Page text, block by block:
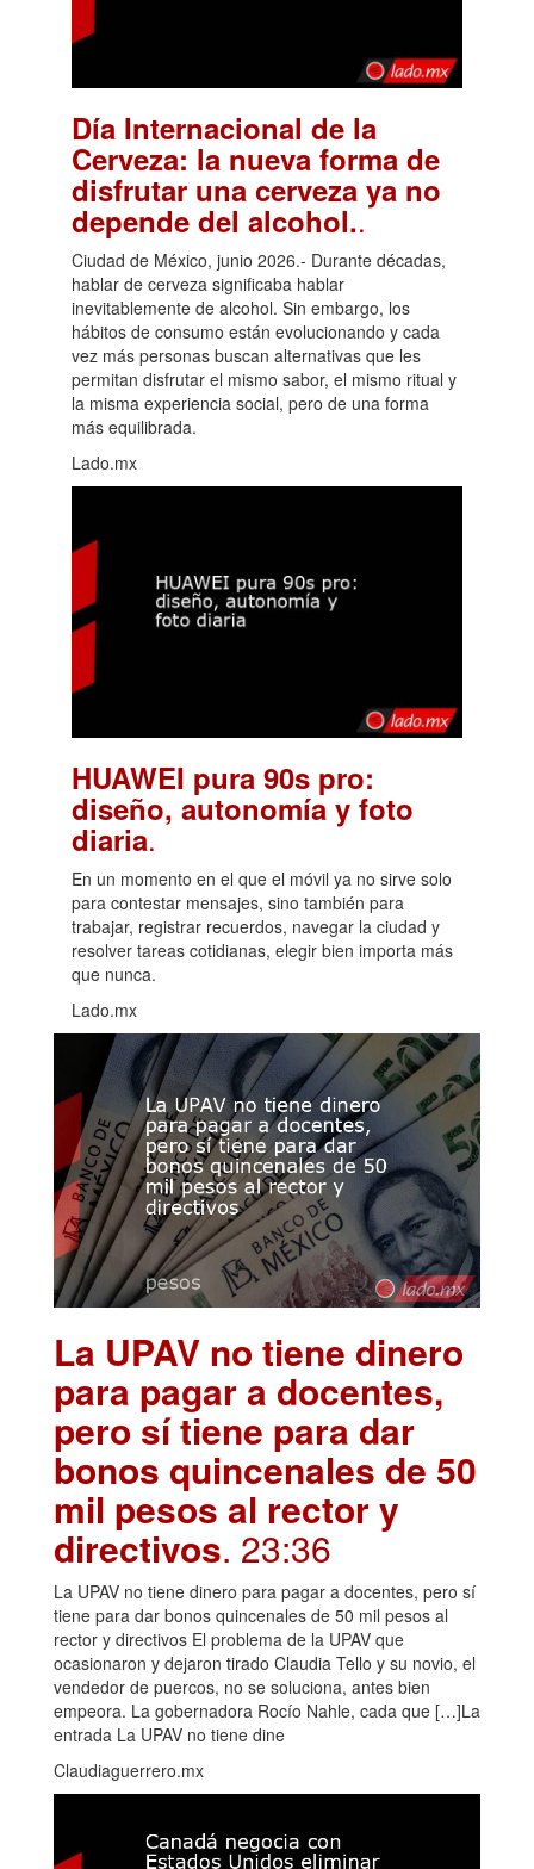
Día Internacional de la
Cerveza: la nueva forma de
disfrutar una cerveza ya no
depende del alcohol..
Ciudad de México, junio 2026.- Durante décadas,
hablar de cerveza significaba hablar
inevitablemente de alcohol. Sin embargo, los
hábitos de consumo están evolucionando y cada
vez más personas buscan alternativas que les
permitan disfrutar el mismo sabor, el mismo ritual y
la misma experiencia social, pero de una forma
más equilibrada.
Lado.mx
HUAWEI pura 90s pro:
diseño, autonomía y foto
diaria.
En un momento en el que el móvil ya no sirve solo
para contestar mensajes, sino también para
trabajar, registrar recuerdos, navegar la ciudad y
resolver tareas cotidianas, elegir bien importa más
que nunca.
Lado.mx
La UPAV no tiene dinero
para pagar a docentes,
pero sí tiene para dar
bonos quincenales de 50
mil pesos al rector y
directivos. 23:36
La UPAV no tiene dinero para pagar a docentes, pero sí
tiene para dar bonos quincenales de 50 mil pesos al
rector y directivos El problema de la UPAV que
ocasionaron y dejaron tirado Claudia Tello y su novio, el
vendedor de puercos, no se soluciona, antes bien
empeora. La gobernadora Rocío Nahle, cada que […]La
entrada La UPAV no tiene dine
Claudiaguerrero.mx